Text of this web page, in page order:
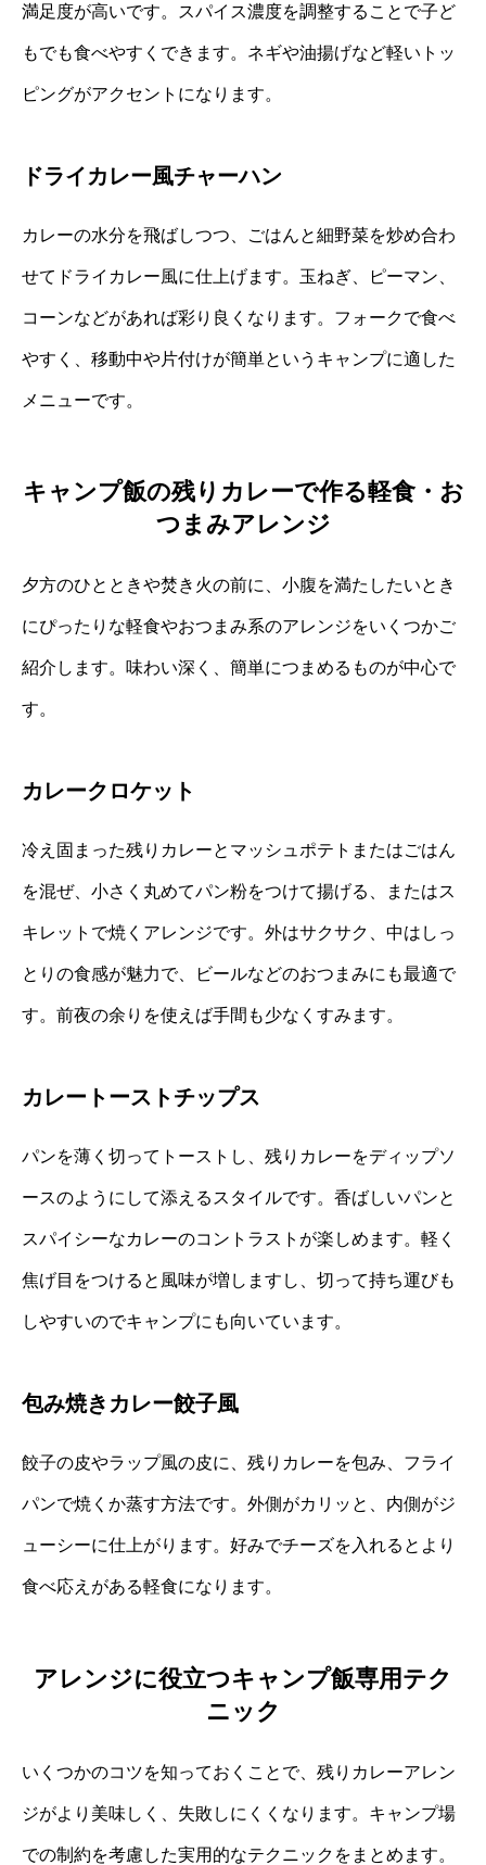
満足度が高いです。スパイス濃度を調整することで子ど
もでも食べやすくできます。ネギや油揚げなど軽いトッ
ピングがアクセントになります。
ドライカレー風チャーハン
カレーの水分を飛ばしつつ、ごはんと細野菜を炒め合わ
せてドライカレー風に仕上げます。玉ねぎ、ピーマン、
コーンなどがあれば彩り良くなります。フォークで食べ
やすく、移動中や片付けが簡単というキャンプに適した
メニューです。
キャンプ飯の残りカレーで作る軽食・お
つまみアレンジ
夕方のひとときや焚き火の前に、小腹を満たしたいとき
にぴったりな軽食やおつまみ系のアレンジをいくつかご
紹介します。味わい深く、簡単につまめるものが中心で
す。
カレークロケット
冷え固まった残りカレーとマッシュポテトまたはごはん
を混ぜ、小さく丸めてパン粉をつけて揚げる、またはス
キレットで焼くアレンジです。外はサクサク、中はしっ
とりの食感が魅力で、ビールなどのおつまみにも最適で
す。前夜の余りを使えば手間も少なくすみます。
カレートーストチップス
パンを薄く切ってトーストし、残りカレーをディップソ
ースのようにして添えるスタイルです。香ばしいパンと
スパイシーなカレーのコントラストが楽しめます。軽く
焦げ目をつけると風味が増しますし、切って持ち運びも
しやすいのでキャンプにも向いています。
包み焼きカレー餃子風
餃子の皮やラップ風の皮に、残りカレーを包み、フライ
パンで焼くか蒸す方法です。外側がカリッと、内側がジ
ューシーに仕上がります。好みでチーズを入れるとより
食べ応えがある軽食になります。
アレンジに役立つキャンプ飯専用テク
ニック
いくつかのコツを知っておくことで、残りカレーアレン
ジがより美味しく、失敗しにくくなります。キャンプ場
での制約を考慮した実用的なテクニックをまとめます。